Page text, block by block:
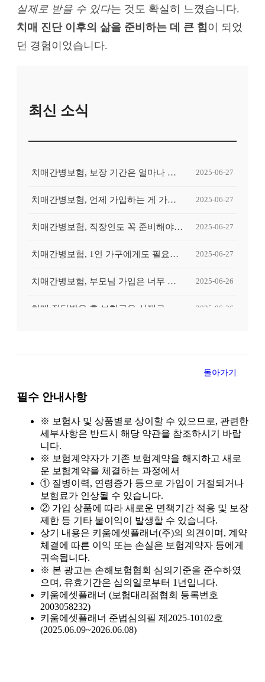
실제로 받을 수 있다는 것도 확실히 느꼈습니다.
치매 진단 이후의 삶을 준비하는 데 큰 힘이 되었
던 경험이었습니다.
최신 소식
치매간병보험, 보장 기간은 얼마나 중요한가요? 2025-06-27
치매간병보험, 언제 가입하는 게 가장 유리할까요? 2025-06-27
치매간병보험, 직장인도 꼭 준비해야 할까요? 2025-06-27
치매간병보험, 1인 가구에게도 필요할까요? 2025-06-27
치매간병보험, 부모님 가입은 너무 늦은 걸까요? 2025-06-26
2025-06-26
치매간병보험, 장기요양등급과 무슨 관계가 있나요? 2025-06-25
치매간병보험, 진단받고 나면 바로 간병비가 나오나요?
치매간병보험, 가입 후 바로 보장되나요? 2025-06-24
2025-06-24
치매간병보험, 보험료 납입은 언제까지 해야 하나요? 2025-06-24
돌아가기
필수 안내사항
※ 보험사 및 상품별로 상이할 수 있으므로, 관련한
세부사항은 반드시 해당 약관을 참조하시기 바랍
니다.
※ 보험계약자가 기존 보험계약을 해지하고 새로
운 보험계약을 체결하는 과정에서
① 질병이력, 연령증가 등으로 가입이 거절되거나
보험료가 인상될 수 있습니다.
② 가입 상품에 따라 새로운 면책기간 적용 및 보장
제한 등 기타 불이익이 발생할 수 있습니다.
상기 내용은 키움에셋플래너(주)의 의견이며, 계약
체결에 따른 이익 또는 손실은 보험계약자 등에게
귀속됩니다.
※ 본 광고는 손해보험협회 심의기준을 준수하였
으며, 유효기간은 심의일로부터 1년입니다.
키움에셋플래너 (보험대리점협회 등록번호
2003058232)
키움에셋플래너 준법심의필 제2025-10102호
(2025.06.09~2026.06.08)